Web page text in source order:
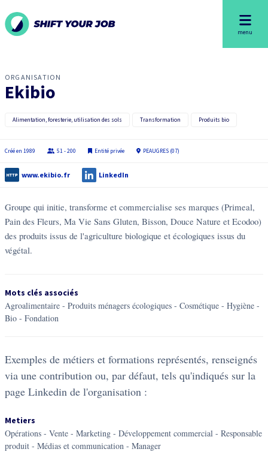
menu
ORGANISATION
Ekibio
Alimentation, foresterie, utilisation des sols Transformation Produits bio
Créé en 1989 51 - 200 Entité privée PEAUGRES (07)
www.ekibio.fr LinkedIn
Groupe qui initie, transforme et commercialise ses marques (Primeal,
Pain des Fleurs, Ma Vie Sans Gluten, Bisson, Douce Nature et Ecodoo)
des produits issus de l'agriculture biologique et écologiques issus du
végétal.
Mots clés associés
agroalimentaire - produits ménagers écologiques - cosmétique - hygiène -
bio - fondation
Exemples de métiers et formations représentés, renseignés
via une contribution ou, par défaut, tels qu'indiqués sur la
page Linkedin de l'organisation :
Metiers
Opérations - Vente - Marketing - Développement commercial - Responsable
produit - Médias et communication - Manager